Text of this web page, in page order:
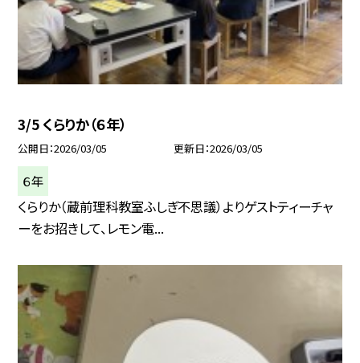
3/5 くらりか（６年）
公開日 2026/03/05 更新日 2026/03/05
６年
くらりか（蔵前理科教室ふしぎ不思議）よりゲストティーチャ
ーをお招きして、レモン電...